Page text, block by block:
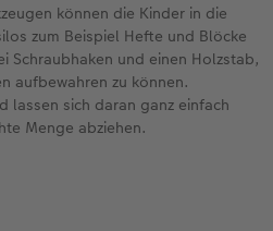
können die Kinder in die
zum Beispiel Hefte und Blöcke
Schraubhaken und einen Holzstab,
aufbewahren zu können.
lassen sich daran ganz einfach
Menge abziehen.